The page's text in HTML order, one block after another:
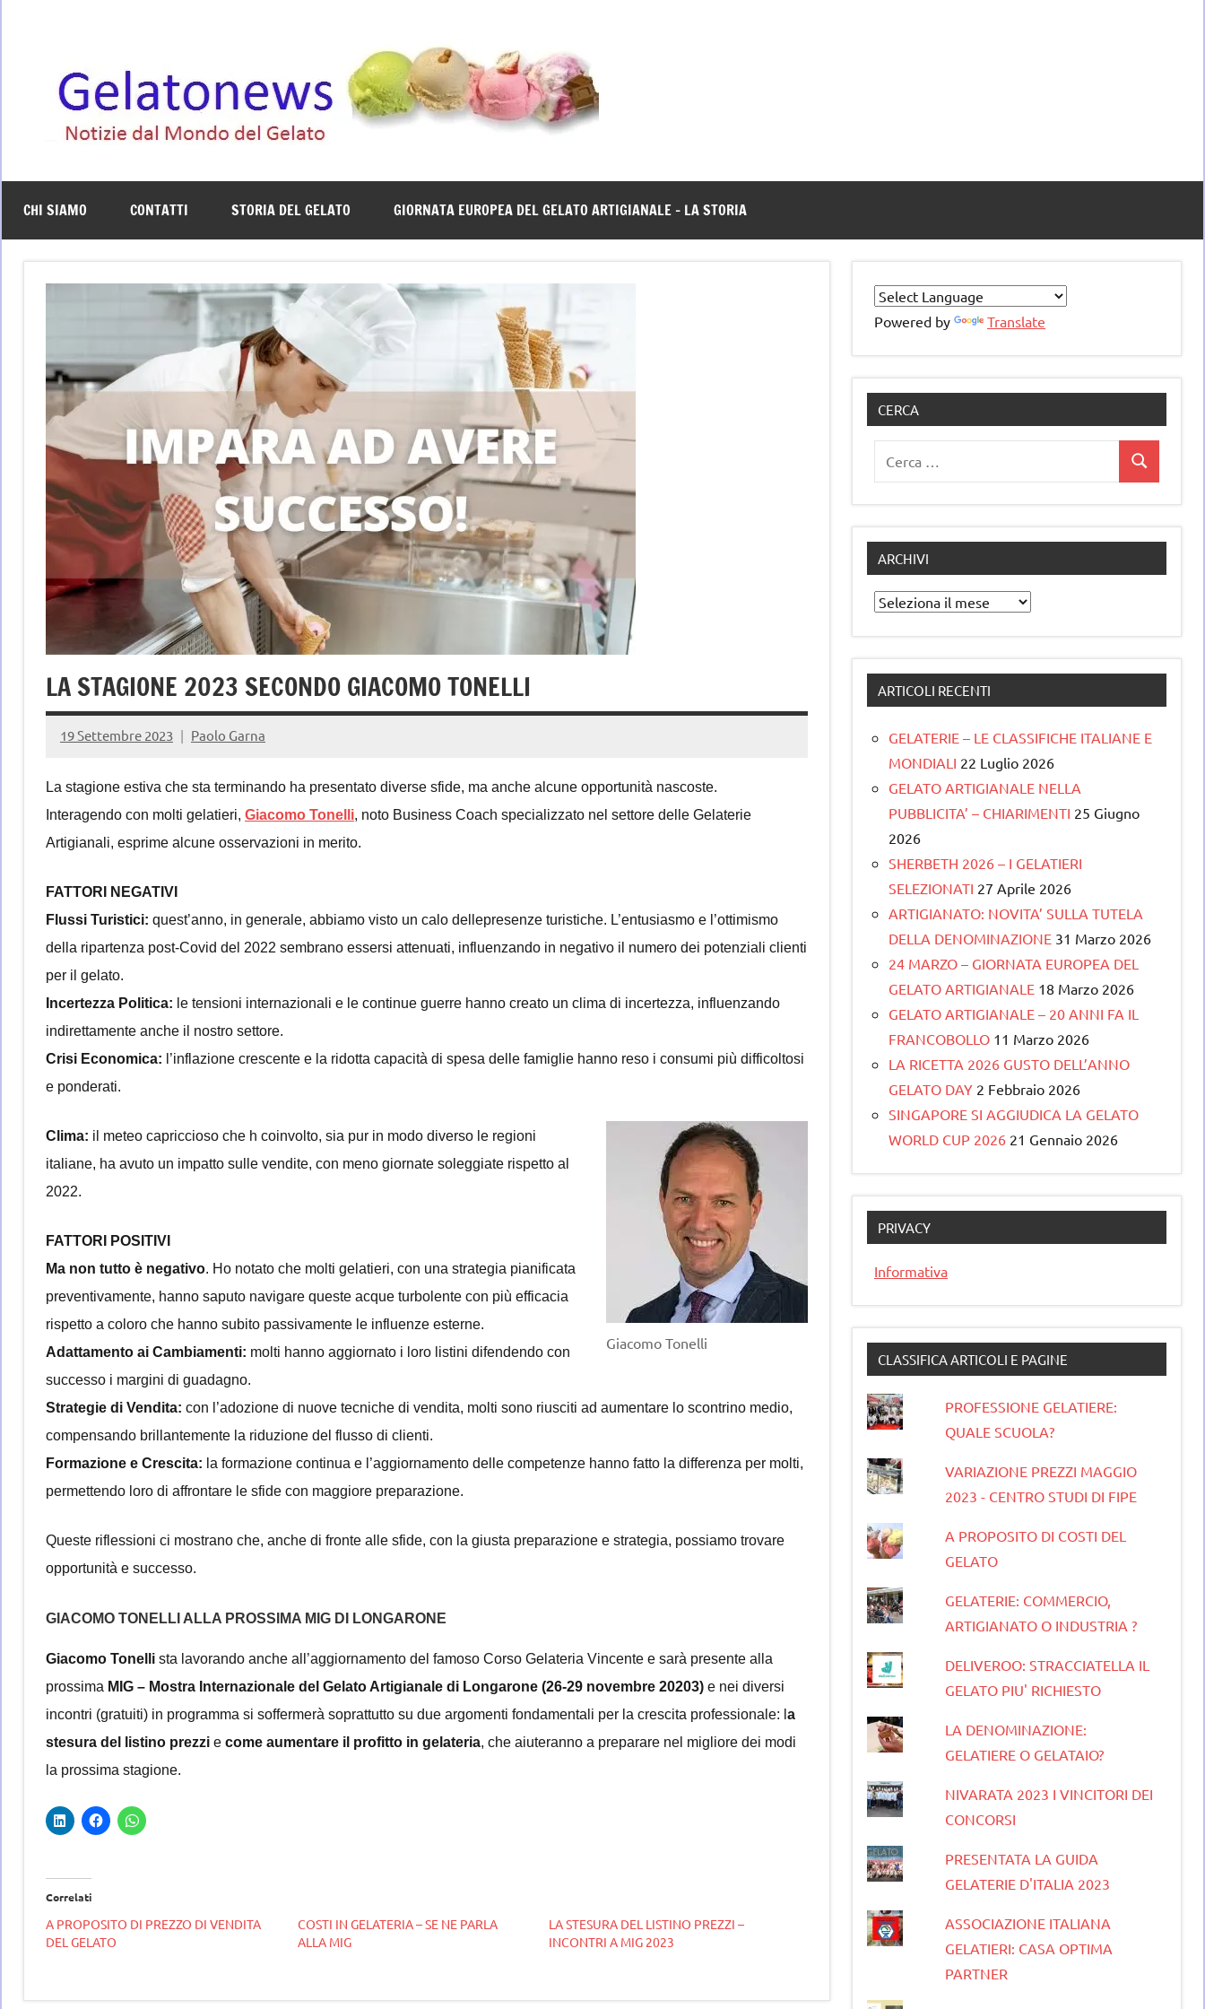
artigianale
CHI SIAMO CONTATTI STORIA DEL GELATO GIORNATA EUROPEA DEL GELATO ARTIGIANALE – LA STORIA
LA STAGIONE 2023 SECONDO GIACOMO TONELLI
19 Settembre 2023 Paolo Garna
La stagione estiva che sta terminando ha presentato diverse sfide, ma anche alcune opportunità nascoste.
Interagendo con molti gelatieri, Giacomo Tonelli, noto Business Coach specializzato nel settore delle Gelaterie
Artigianali, esprime alcune osservazioni in merito.
FATTORI NEGATIVI
Flussi Turistici: quest’anno, in generale, abbiamo visto un calo dellepresenze turistiche. L’entusiasmo e l’ottimismo
della ripartenza post-Covid del 2022 sembrano essersi attenuati, influenzando in negativo il numero dei potenziali clienti
per il gelato.
ncertezza Politica: le tensioni internazionali e le continue guerre hanno creato un clima di incertezza, influenzando
indirettamente anche il nostro settore.
Crisi Economica: l’inflazione crescente e la ridotta capacità di spesa delle famiglie hanno reso i consumi più difficoltosi
e ponderati.
Giacomo Tonelli
Clima: il meteo capriccioso che h coinvolto, sia pur in modo diverso le regioni
italiane, ha avuto un impatto sulle vendite, con meno giornate soleggiate rispetto al
2022.
FATTORI POSITIVI
Ma non tutto è negativo. Ho notato che molti gelatieri, con una strategia pianificata
preventivamente, hanno saputo navigare queste acque turbolente con più efficacia
rispetto a coloro che hanno subito passivamente le influenze esterne.
Adattamento ai Cambiamenti: molti hanno aggiornato i loro listini difendendo con
successo i margini di guadagno.
Strategie di Vendita: con l’adozione di nuove tecniche di vendita, molti sono riusciti ad aumentare lo scontrino medio,
compensando brillantemente la riduzione del flusso di clienti.
Formazione e Crescita: la formazione continua e l’aggiornamento delle competenze hanno fatto la differenza per molti,
permettendo loro di affrontare le sfide con maggiore preparazione.
Queste riflessioni ci mostrano che, anche di fronte alle sfide, con la giusta preparazione e strategia, possiamo trovare
opportunità e successo.
GIACOMO TONELLI ALLA PROSSIMA MIG DI LONGARONE
Giacomo Tonelli sta lavorando anche all’aggiornamento del famoso Corso Gelateria Vincente e sarà presente alla
prossima MIG – Mostra Internazionale del Gelato Artigianale di Longarone (26-29 novembre 20203) e nei diversi
incontri (gratuiti) in programma si soffermerà soprattutto su due argomenti fondamentali per la crescita professionale: l a
stesura del listino prezzi e come aumentare il profitto in gelateria, che aiuteranno a preparare nel migliore dei modi
la prossima stagione.
Correlati
A PROPOSITO DI PREZZO DI VENDITA
DEL GELATO
COSTI IN GELATERIA – SE NE PARLA
ALLA MIG
LA STESURA DEL LISTINO PREZZI –
INCONTRI A MIG 2023
Powered by Translate
CERCA
Cerca
ARCHIVI
Archivi
ARTICOLI RECENTI
GELATERIE – LE CLASSIFICHE ITALIANE E
MONDIALI 22 Luglio 2026
GELATO ARTIGIANALE NELLA
PUBBLICITA’ – CHIARIMENTI 25 Giugno
2026
SHERBETH 2026 – I GELATIERI
SELEZIONATI 27 Aprile 2026
ARTIGIANATO: NOVITA’ SULLA TUTELA
DELLA DENOMINAZIONE 31 Marzo 2026
24 MARZO – GIORNATA EUROPEA DEL
GELATO ARTIGIANALE 18 Marzo 2026
GELATO ARTIGIANALE – 20 ANNI FA IL
FRANCOBOLLO 11 Marzo 2026
LA RICETTA 2026 GUSTO DELL’ANNO
GELATO DAY 2 Febbraio 2026
SINGAPORE SI AGGIUDICA LA GELATO
WORLD CUP 2026 21 Gennaio 2026
PRIVACY
Informativa
CLASSIFICA ARTICOLI E PAGINE
PROFESSIONE GELATIERE:
QUALE SCUOLA?
VARIAZIONE PREZZI MAGGIO
2023 - CENTRO STUDI DI FIPE
A PROPOSITO DI COSTI DEL
GELATO
GELATERIE: COMMERCIO,
ARTIGIANATO O INDUSTRIA ?
DELIVEROO: STRACCIATELLA IL
GELATO PIU' RICHIESTO
LA DENOMINAZIONE:
GELATIERE O GELATAIO?
NIVARATA 2023 I VINCITORI DEI
CONCORSI
PRESENTATA LA GUIDA
GELATERIE D'ITALIA 2023
ASSOCIAZIONE ITALIANA
GELATIERI: CASA OPTIMA
PARTNER